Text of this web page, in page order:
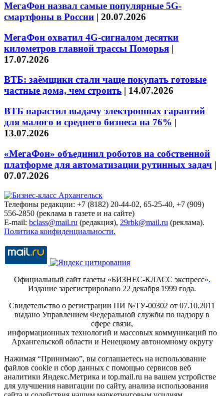
МегаФон назвал самые популярные 5G-
смартфоны в России | 20.07.2026
МегаФон охватил 4G-сигналом десятки
километров главной трассы Поморья |
17.07.2026
ВТБ: заёмщики стали чаще покупать готовые
частные дома, чем строить | 14.07.2026
ВТБ нарастил выдачу электронных гарантий
для малого и среднего бизнеса на 76% |
13.07.2026
«МегаФон» объединил роботов на собственной
платформе для автоматизации рутинных задач |
07.07.2026
Телефоны редакции: +7 (8182) 20-44-02, 65-25-40, +7 (909)
556-2850 (реклама в газете и на сайте)
E-mail: bclass@mail.ru (редакция), 29rbk@mail.ru (реклама).
Политика конфиденциальности.
Официальный сайт газеты «БИЗНЕС-КЛАСС экспресс».
Издание зарегистрировано 22 декабря 1999 года.
Свидетельство о регистрации ПИ №ТУ-00302 от 07.10.2011
выдано Управлением Федеральной службы по надзору в
сфере связи,
информационных технологий и массовых коммуникаций по
Архангельской области и Ненецкому автономному округу
Нажимая “Принимаю”, вы соглашаетесь на использование
файлов cookie и сбор данных с помощью сервисов веб
аналитики Яндекс.Метрика и top.mail.ru на вашем устройстве
для улучшения навигации по сайту, анализа использования